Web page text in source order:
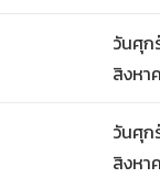
วันศุก
สิงหา
วันศุก
สิงหา